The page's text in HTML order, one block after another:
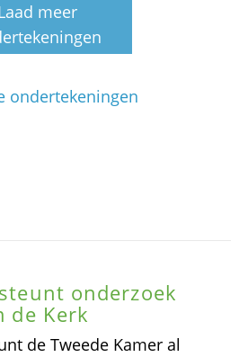
meer
ondertekeningen
onderzoek
de Kerk
de Tweede Kamer al